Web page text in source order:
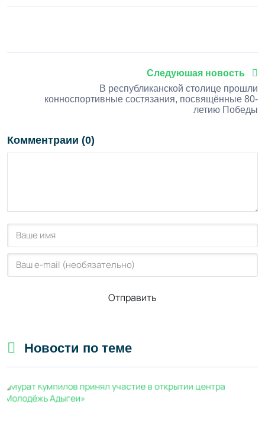
Следуюшая новость
В республиканской столице прошли
конноспортивные состязания, посвящённые 80-
летию Победы
Комментраии (0)
Отправить
Новости по теме